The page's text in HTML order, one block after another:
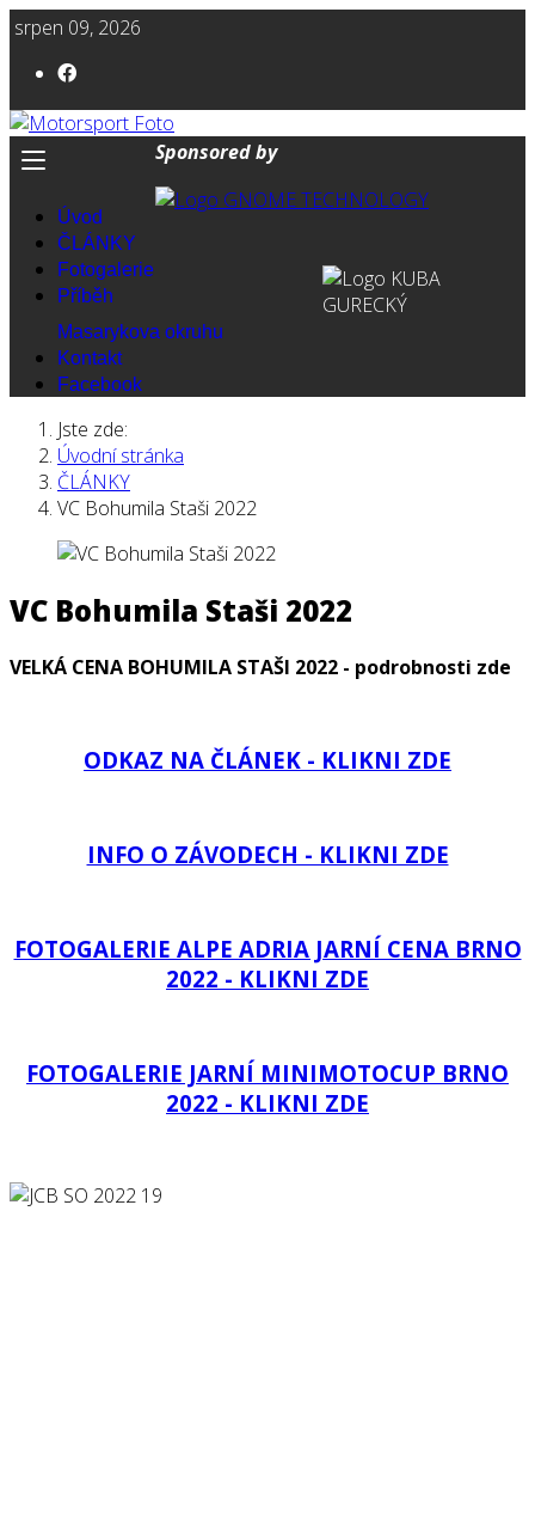
srpen 09, 2026
Sponsored by
Úvod
ČLÁNKY
Fotogalerie
Příběh
Masarykova okruhu
Kontakt
Facebook
Jste zde:
Úvodní stránka
ČLÁNKY
VC Bohumila Staši 2022
VC Bohumila Staši 2022
VELKÁ CENA BOHUMILA STAŠI 2022 - podrobnosti zde
ODKAZ NA ČLÁNEK - KLIKNI ZDE
INFO O ZÁVODECH - KLIKNI ZDE
FOTOGALERIE ALPE ADRIA JARNÍ CENA BRNO
2022 - KLIKNI ZDE
FOTOGALERIE JARNÍ MINIMOTOCUP BRNO
2022 - KLIKNI ZDE